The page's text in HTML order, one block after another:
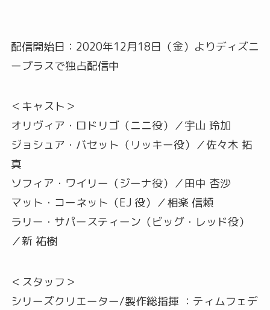
配信開始日：2020年12月18日（金）よりディズニ
ープラスで独占配信中
＜キャスト＞
オリヴィア・ロドリゴ（ニニ役）／宇山 玲加
ジョシュア・バセット（リッキー役）／佐々木 拓
真
ソフィア・ワイリー（ジーナ役）／田中 杏沙
マット・コーネット（EJ 役）／相楽 信頼
ラリー・サパースティーン（ビッグ・レッド役）
／新 祐樹
＜スタッフ＞
シリーズクリエーター/製作総指揮 ：ティムフェデ